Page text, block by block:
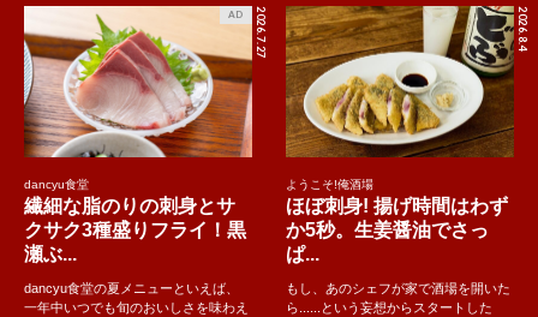
2026.7.27
AD
dancyu食堂
繊細な脂のりの刺身とサ
クサク3種盛りフライ！黒
瀬ぶ...
dancyu食堂の夏メニューといえば、
一年中いつでも旬のおいしさを味わえ
2026.8.4
ようこそ!俺酒場
ほぼ刺身! 揚げ時間はわず
か5秒。生姜醤油でさっ
ぱ...
もし、あのシェフが家で酒場を開いた
ら......という妄想からスタートした